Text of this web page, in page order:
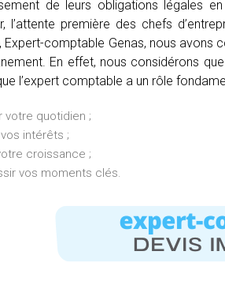
de leurs obligations légales
l’attente première des chefs
Expert-comptable Genas, nous
En effet, nous considérons
l’expert comptable a un rôle
votre quotidien ;
intérêts ;
croissance ;
vos moments clés.